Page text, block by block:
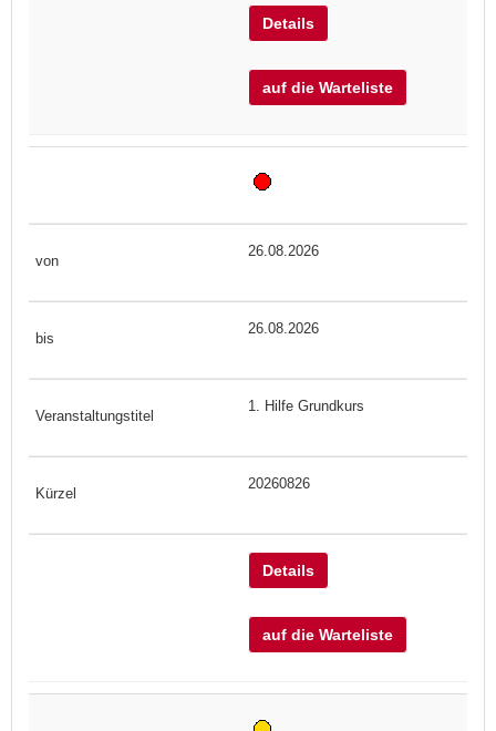
Details
auf die Warteliste
26.08.2026
26.08.2026
1. Hilfe Grundkurs
20260826
Details
auf die Warteliste